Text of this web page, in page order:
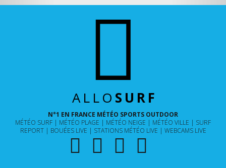
ALLO SURF
N°1 EN FRANCE MÉTÉO SPORTS OUTDOOR
MÉTÉO SURF
MÉTÉO PLAGE MÉTÉO NEIGE MÉTÉO VILLE
SURF
REPORT
BOUÉES LIVE STATIONS MÉTÉO LIVE WEBCAMS LIVE